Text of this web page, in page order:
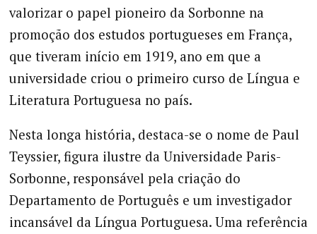
valorizar o papel pioneiro da Sorbonne na
promoção dos estudos portugueses em França,
que tiveram início em 1919, ano em que a
universidade criou o primeiro curso de Língua e
Literatura Portuguesa no país.
Nesta longa história, destaca-se o nome de Paul
Teyssier, figura ilustre da Universidade Paris-
Sorbonne, responsável pela criação do
Departamento de Português e um investigador
incansável da Língua Portuguesa. Uma referência